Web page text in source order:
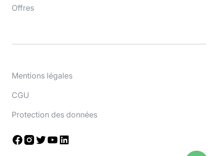
Offres
Mentions légales
CGU
Protection des données
Facebook
Instagram
TwitterYouTube